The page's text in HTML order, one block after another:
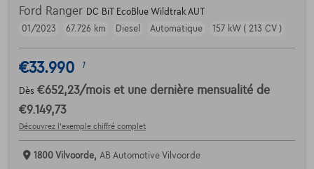
Ford Ranger DC BiT EcoBlue Wildtrak AUT
01/2023
67.726 km Diesel Automatique 157 kW ( 213 CV )
€33.990 1
Dès €652,23/mois et une dernière mensualité de
€9.149,73
Découvrez l’exemple chiffré complet
1800 Vilvoorde, AB Automotive Vilvoorde